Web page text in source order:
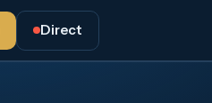
Direct